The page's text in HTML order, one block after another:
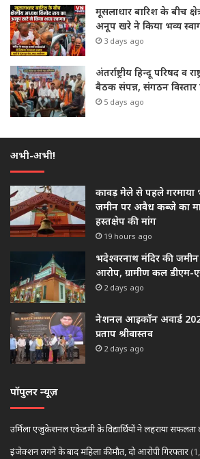
मूसलाधार बारिश के बीच
अनूप खरे ने किया भव्य
3 days ago
अंतर्राष्ट्रीय हिन्दू परिषद व
बैठक संपन्न, संगठन विस्तार
5 days ago
अभी-अभी!
कावड़ मेले से पहले गरमाया
जमीन पर अवैध कब्जे का
हस्तक्षेप की मांग
19 hours ago
भदेश्वरनाथ मंदिर की
आरोप, ग्रामीण कल
2 days ago
नेशनल आइकॉन अवार्ड
प्रताप श्रीवास्तव
2 days ago
पॉपुलर न्यूज़
उर्मिला एजुकेशनल एकेडमी के विद्यार्थियों ने लहराया
इंजेक्शन लगने के बाद महिला की मौत, दो आरोपी गिरफ्तार